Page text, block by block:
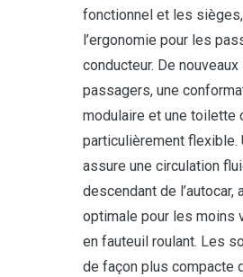
fonctionnel et les
l’ergonomie pour les
conducteur. De
passagers, une
modulaire et une toilette
particulièrement flexible.
assure une circulation
descendant de l’autocar,
optimale pour les moins
en fauteuil roulant. Les
de façon plus compacte